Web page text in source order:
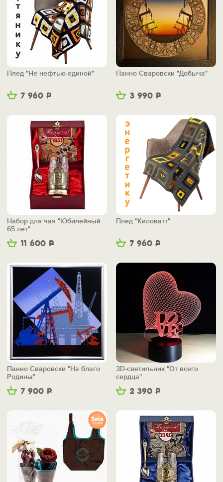
7 960 Р
Плед "Не нефтью единой"
3 990 Р
Панно Сваровски "Добыча"
11 600 Р
Набор для чая "Юбилейный
65 лет"
7 960 Р
Плед "Киловатт"
7 900 Р
Панно Сваровски "На благо
Родины"
2 390 Р
3D-светильник "От всего
сердца"